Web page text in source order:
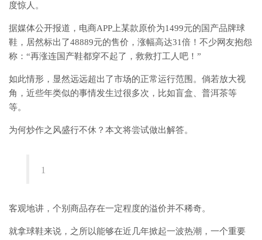
度惊人。
据媒体公开报道，电商APP上某款原价为1499元的国产品牌球
鞋，居然标出了48889元的售价，涨幅高达31倍！不少网友抱怨
称：“再涨连国产鞋都穿不起了，救救打工人吧！”
如此情形，显然远远超出了市场的正常运行范围。倘若放大视
角，近些年类似的事情发生过很多次，比如盲盒、普洱茶等
等。
为何炒作之风盛行不休？本文将尝试做出解答。
1
客观地讲，个别商品存在一定程度的溢价并不稀奇。
就拿球鞋来说，之所以能够在近几年掀起一波热潮，一个重要